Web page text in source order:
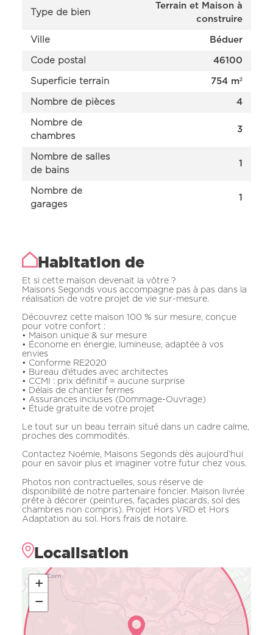
Nos projets en cours d’étude
Type de bien
Terrain et Maison à
construire
Ville Béduer
Code postal 46100
Superficie terrain 754 m²
Nombre de pièces 4
Nombre de
chambres
3
Nombre de salles
de bains
1
Nombre de
garages
1
Habitation de
Et si cette maison devenait la vôtre ?
Maisons Segonds vous accompagne pas à pas dans la
réalisation de votre projet de vie sur-mesure.
Découvrez cette maison 100 % sur mesure, conçue
pour votre confort :
• Maison unique & sur mesure
• Économe en énergie, lumineuse, adaptée à vos
envies
• Conforme RE2020
• Bureau d’études avec architectes
• CCMI : prix définitif = aucune surprise
• Délais de chantier fermes
• Assurances incluses (Dommage-Ouvrage)
• Étude gratuite de votre projet
Le tout sur un beau terrain situé dans un cadre calme,
proches des commodités.
Contactez Noémie, Maisons Segonds dès aujourd’hui
pour en savoir plus et imaginer votre futur chez vous.
Photos non contractuelles, sous réserve de
disponibilité de notre partenaire foncier. Maison livrée
prête à décorer (peintures, façades placards, sol des
chambres non compris). Projet Hors VRD et Hors
Adaptation au sol. Hors frais de notaire.
Localisation
+
−